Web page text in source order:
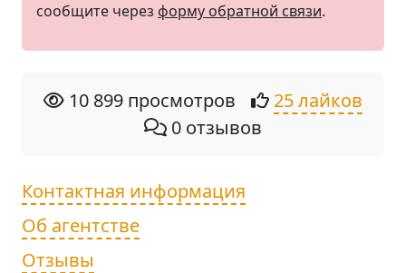
сообщите через форму обратной связи.
10 899 просмотров
25 лайков
0 отзывов
Контактная информация
Об агентстве
Отзывы